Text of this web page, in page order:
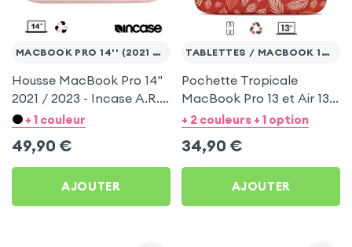
MACBOOK PRO 14'' (2021 / 2024)
Housse MacBook Pro 14''
2021 / 2023 - Incase A.R.C
Rose Poudré
+ 1 couleur
49,90 €
AJOUTER
TABLETTES / MACBOOK 13'' MAX.
Pochette Tropicale
MacBook Pro 13 et Air 13 -
Housse Zippée MW
+ 2 couleurs + 1 option
34,90 €
AJOUTER